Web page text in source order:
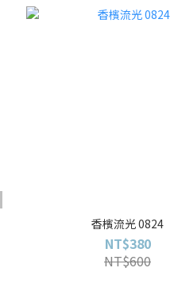
香檳流光 0824
NT$380
NT$600